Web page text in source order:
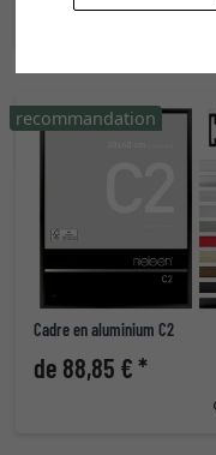
Cadre en aluminium C2
de 88,85 € *
recommandation